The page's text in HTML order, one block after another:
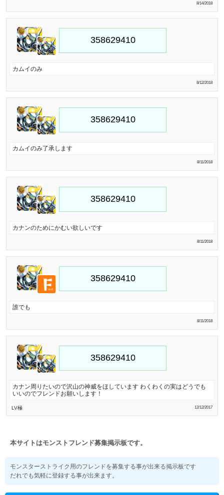
8/14/2018
カムイのみ
8/12/2018
カムイのみ了承します
8/11/2018
カナンのためにかむい欲しいです
8/11/2018
誰でも
8/11/2018
カナン周りたいので沢山の神威をほしています わくわくの実はどうでも
いいのでフレンドお願いします！
LV極 12/12/2017
本サイトはモンストフレンド募集掲示板です。
モンスターストライク用のフレンドを募集する事が出来る掲示板です
だれでも気軽に登録する事が出来ます。